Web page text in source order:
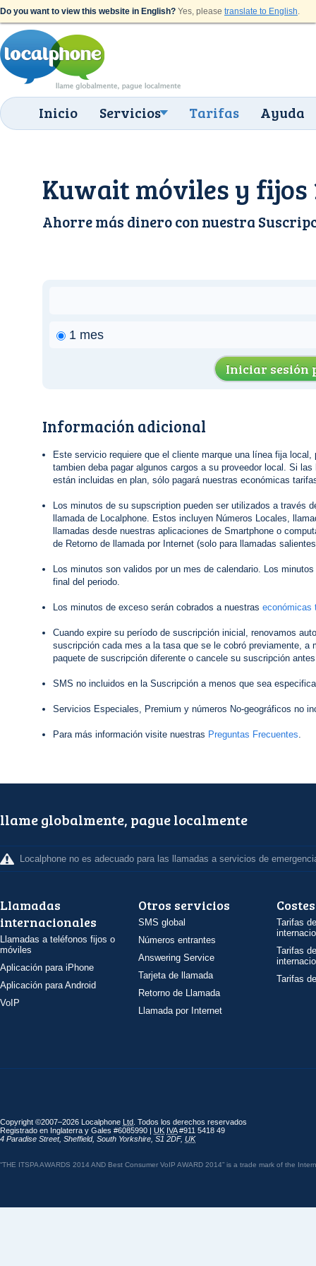
Do you want to view this website in English? Yes, please translate to English.
Inicio Servicios Tarifas Ayuda
Kuwait móviles y fijos
Ahorre más dinero con nuestra
1 mes
Iniciar sesión
Información adicional
Este servicio requiere que el cliente marque una línea fija local,
tambien deba pagar algunos cargos a su proveedor local. Si
están incluidas en plan, sólo pagará nuestras económicas
Los minutos de su supscription pueden ser utilizados a través
llamada de Localphone. Estos incluyen Números Locales,
llamadas desde nuestras aplicaciones de Smartphone o
de Retorno de llamada por Internet (solo para llamadas
Los minutos son validos por un mes de calendario. Los
final del periodo.
Los minutos de exceso serán cobrados a nuestras económicas
Cuando expire su período de suscripción inicial, renovamos
suscripción cada mes a la tasa que se le cobró previamente, a
paquete de suscripción diferente o cancele su suscripción
SMS no incluidos en la Suscripción a menos que sea
Servicios Especiales, Premium y números No-geográficos no
Para más información visite nuestras Preguntas Frecuentes.
llame globalmente, pague localmente
Localphone no es adecuado para las llamadas a servicios de
Llamadas
internacionales
Llamadas a teléfonos fijos o
móviles
Aplicación para iPhone
Aplicación para Android
VoIP
Otros servicios
SMS global
Números entrantes
Answering Service
Tarjeta de llamada
Retorno de Llamada
Llamada por Internet
Costes
Tarifas
Tarifas
Tarifas
Copyright ©2007–2026 Localphone Ltd . Todos los derechos reservados
Registrado en Inglaterra y Gales #6085990 | UK IVA#911 5418 49
4 Paradise Street, Sheffield, South Yorkshire S1 2DF, UK
“THE ITSPA AWARDS 2014 AND Best Consumer VoIP AWARD 2014” is a trade mark of the